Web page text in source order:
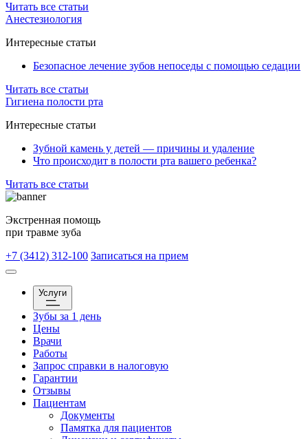
Читать все статьи
Анестезиология
Интересные статьи
Безопасное лечение зубов непоседы с помощью седации
Читать все статьи
Гигиена полости рта
Интересные статьи
Зубной камень у детей — причины и удаление
Что происходит в полости рта вашего ребенка?
Читать все статьи
Экстренная помощь
при травме зуба
+7 (3412) 312-100 Записаться на прием
Услуги
Зубы за 1 день
Цены
Врачи
Работы
Запрос справки в налоговую
Гарантии
Отзывы
Пациентам
Документы
Памятка для пациентов